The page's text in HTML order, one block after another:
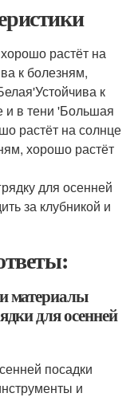
растёт на
к болезням,
к
и в тени 'Большая
растёт на солнце
хорошо растёт
для осенней
за клубникой и
материалы
для осенней
посадки
и